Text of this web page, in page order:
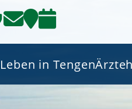
Leben in Tengen